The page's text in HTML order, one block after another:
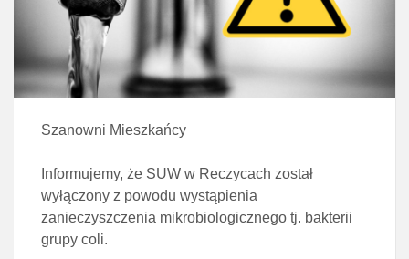
Szanowni Mieszkańcy
Informujemy, że SUW w Reczycach został
wyłączony z powodu wystąpienia
zanieczyszczenia mikrobiologicznego tj. bakterii
grupy coli.